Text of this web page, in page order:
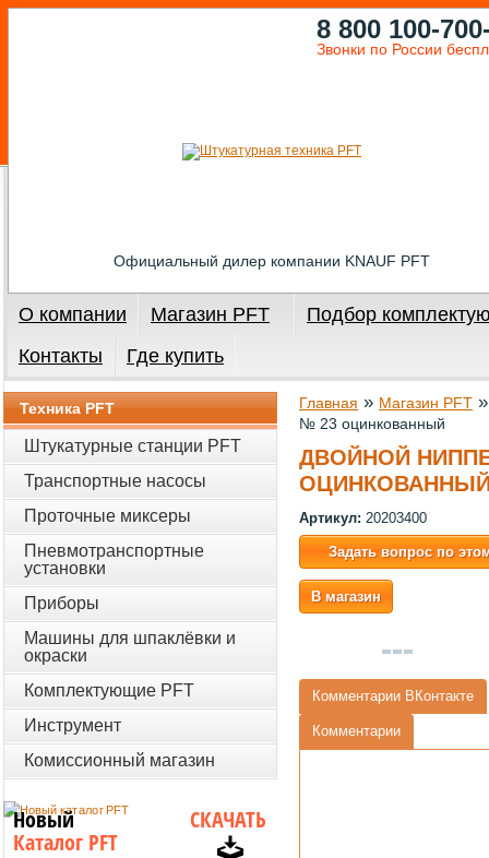
Официальный дилер компании KNAUF PFT
8 800 100-
Звонки по России
О компании Магазин PFT
Подбор
Контакты
Где купить
Главная » Магазин PFT
№ 23 оцинкованный
ДВОЙНОЙ
Артикул: 20203400
Задать вопрос по
В магазин
Комментарии ВКонтакте
Комментарии
Техника PFT
Штукатурные станции PFT
Транспортные насосы
Проточные миксеры
Пневмотранспортные
установки
Приборы
Машины для шпаклёвки и
окраски
Комплектующие PFT
Инструмент
Комиссионный магазин
Новый
Каталог PFT
СКАЧАТЬ